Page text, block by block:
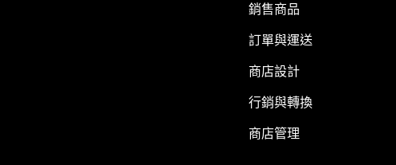
銷售商品
訂單與運送
商店設計
行銷與轉換
商店管理